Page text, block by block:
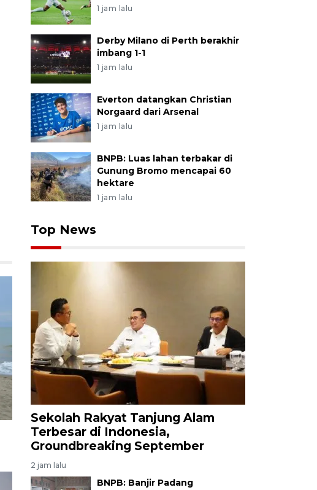
Sejumlah siswa mendengarkan ceramah saat pembukaan
Masjid Agung Nurul Iman Padang, Sumatera Barat, Senin
resmi membuka Pesantren Ramadhan 1447 hijriyah yang
mengusung tema Pesantren Ramadhan Berbasis Smart
ANTARA FOTO/Fitra Yogi/YU
1 jam lalu
Derby Milano di Perth berakhir
imbang 1-1
1 jam lalu
Everton datangkan Christian
Norgaard dari Arsenal
1 jam lalu
BNPB: Luas lahan terbakar di
Gunung Bromo mencapai 60
hektare
1 jam lalu
Top News
Sekolah Rakyat Tanjung Alam
Terbesar di Indonesia,
Groundbreaking September
2 jam lalu
BNPB: Banjir Padang